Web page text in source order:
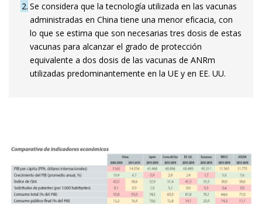
2 Se considera que la tecnología utilizada en las vacunas
administradas en China tiene una menor eficacia, con
lo que se estima que son necesarias tres dosis de estas
vacunas para alcanzar el grado de protección
equivalente a dos dosis de las vacunas de ANRm
utilizadas predominantemente en la UE y en EE. UU.